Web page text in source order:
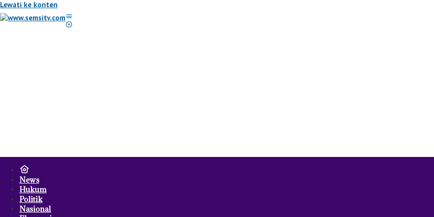
Lewati ke konten
News
Hukum
Politik
Nasional